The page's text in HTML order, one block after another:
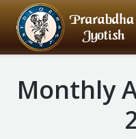
Monthly